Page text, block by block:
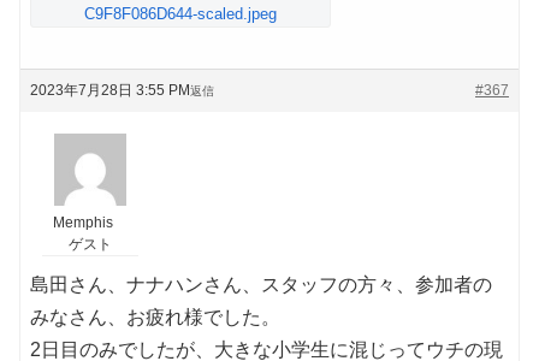
C9F8F086D644-scaled.jpeg
2023年7月28日 3:55 PM #367
返信
Memphis
ゲスト
島田さん、ナナハンさん、スタッフの方々、参加者の
みなさん、お疲れ様でした。
2日目のみでしたが、大きな小学生に混じってウチの現